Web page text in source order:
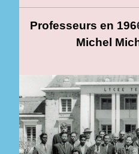
Professeurs en 196
Michel